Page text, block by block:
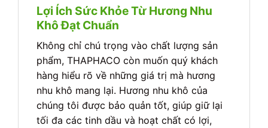
Lợi Ích Sức Khỏe Từ Hương Nhu
Khô Đạt Chuẩn
Không chỉ chú trọng vào chất lượng sản
phẩm, THAPHACO còn muốn quý khách
hàng hiểu rõ về những giá trị mà hương
nhu khô mang lại. Hương nhu khô của
chúng tôi được bảo quản tốt, giúp giữ lại
tối đa các tinh dầu và hoạt chất có lợi,